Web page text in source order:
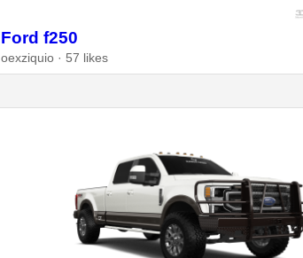
Ford f250
oexziquio · 57 likes